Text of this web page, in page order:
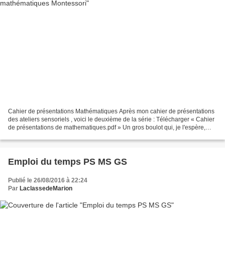
Cahier de présentations Mathématiques Après mon cahier de présentations
des ateliers sensoriels , voici le deuxième de la série : Télécharger « Cahier
de présentations de mathematiques.pdf » Un gros boulot qui, je l'espère,
Emploi du temps PS MS GS
Publié le 26/08/2016 à 22:24
Par LaclassedeMarion